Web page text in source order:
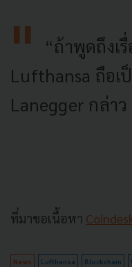
“ถ้าพูดถึงเ
Lufthansa ถือเ
Lanegger กล่าว
ที่มาขอเนื้อหา
News Lufthansa Blockchain